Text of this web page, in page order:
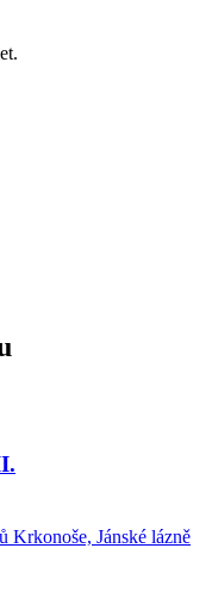
Krkonoše, Jánské lázně